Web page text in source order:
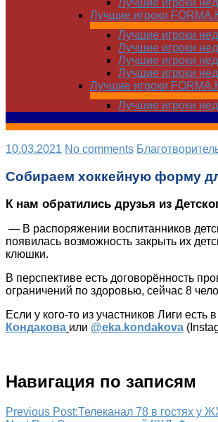
Лучшие игроки
Лучшие игроки
Лучшие игроки
Лучшие игроки
Лучшие игроки
Лучшие игроки
Лучшие игроки
Лучшие игроки
10.03.2021 No comments
Собираем хоккейную форму
К нам обратились друзья из
— В распоряжении воспитанников
появилась возможность закрыть их
клюшки.
В перспективе есть договорённость
ограничений по здоровью, сейчас 8
Если у кого-то из участников Лиги
Кондакова или @eka.kondakova
Навигация по записям
Previous Post:Телеканал 78 в гостях у